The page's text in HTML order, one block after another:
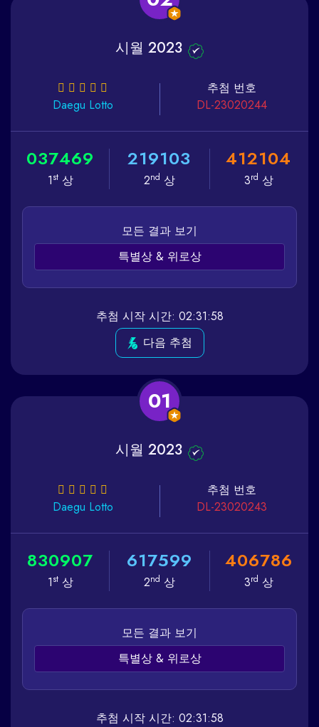
시월 2023
Daegu Lotto
추첨 번호
DL-23020244
037469
1st상
219103
2nd 상
412104
3rd 상
모든 결과 보기
특별상 & 위로상
추첨 시작 시간: 02:31:58
다음 추첨
01
시월 2023
Daegu Lotto
추첨 번호
DL-23020243
830907
1st상
617599
2nd 상
406786
3rd 상
모든 결과 보기
특별상 & 위로상
추첨 시작 시간: 02:31:58